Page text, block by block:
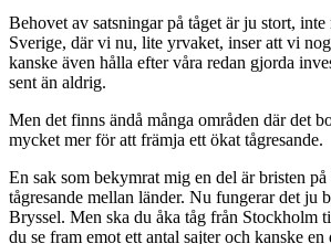
Behovet av satsningar på tåget är ju stort, inte
Sverige, där vi nu, lite yrvaket, inser att vi
kanske även hålla efter våra redan gjorda
sent än aldrig.
Men det finns ändå många områden där det
mycket mer för att främja ett ökat tågresande.
En sak som bekymrat mig en del är bristen
tågresande mellan länder. Nu fungerar det ju
Bryssel. Men ska du åka tåg från Stockholm
du se fram emot ett antal sajter och kanske